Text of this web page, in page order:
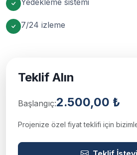
Yedekleme sistemi
7/24 izleme
Teklif Alın
Başlangıç:2.500,00 ₺
Projenize özel fiyat teklifi için